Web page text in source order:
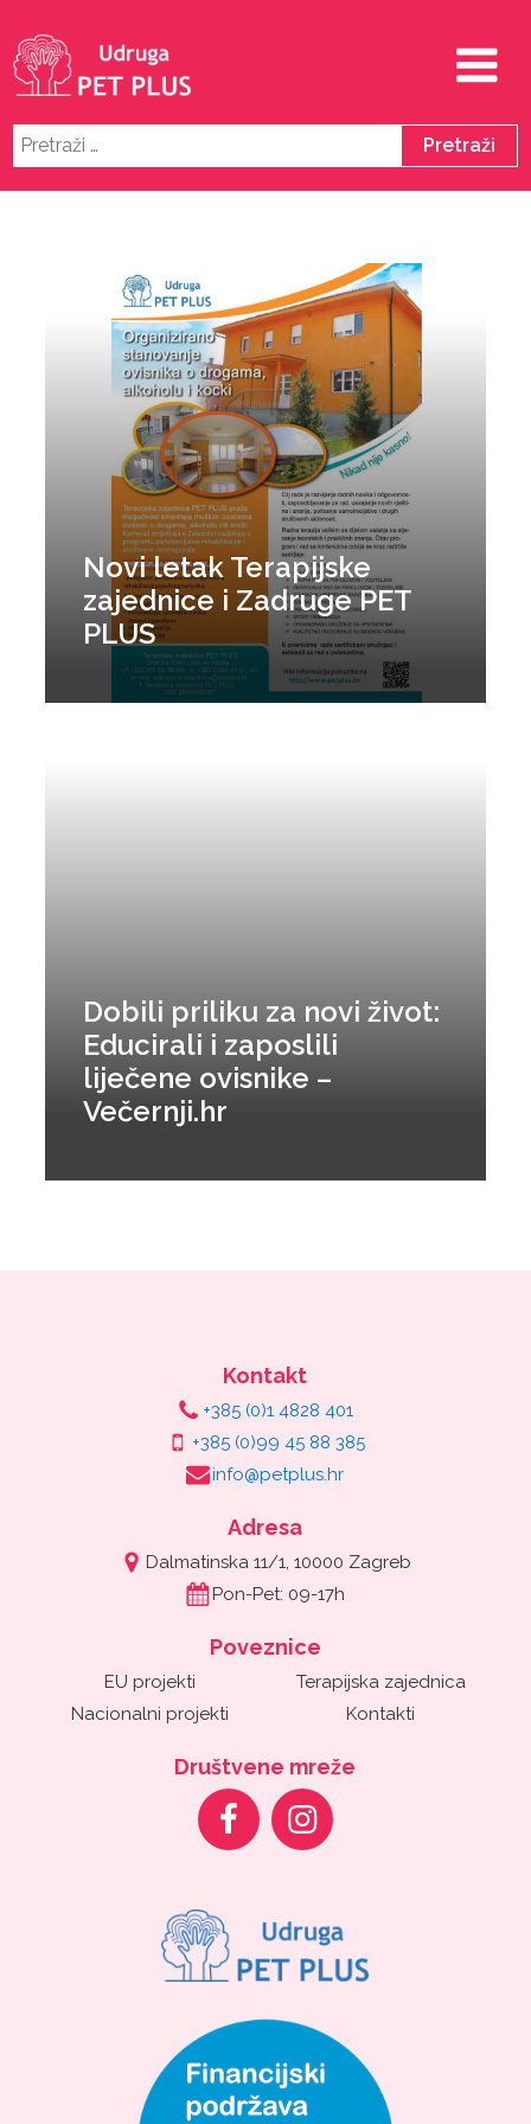
Pretraži:
Novi letak Terapijske
zajednice i Zadruge PET
PLUS
Dobili priliku za novi život:
Educirali i zaposlili
liječene ovisnike –
Večernji.hr
Kontakt
+385 (0)1 4828 401
+385 (0)99 45 88 385
info@petplus.hr
Adresa
Dalmatinska 11/1, 10000 Zagreb
Pon-Pet: 09-17h
Poveznice
EU projekti
Nacionalni projekti
Terapijska zajednica
Kontakti
Društvene mreže